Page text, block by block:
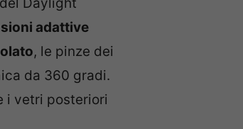
adattive
, le pinze dei
da 360 gradi.
i vetri posteriori